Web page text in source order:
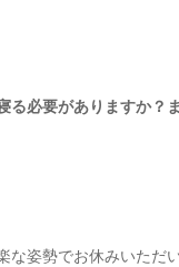
る必要がありますか？
姿勢でお休みいただ